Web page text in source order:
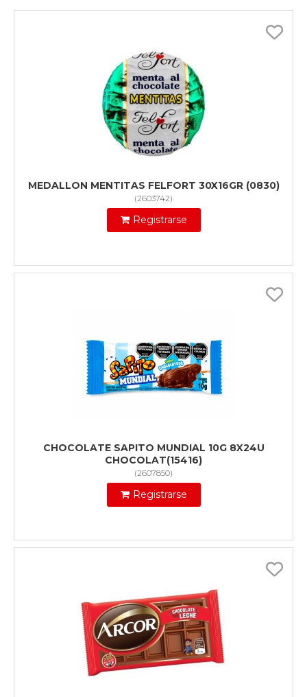
MEDALLON MENTITAS FELFORT 30X16GR (0830)
(2603742)
Registrarse
CHOCOLATE SAPITO MUNDIAL 10G 8X24U
CHOCOLAT(15416)
(2607850)
Registrarse